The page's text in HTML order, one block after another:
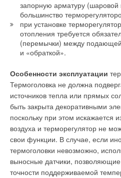
запорную арматуру (шаровой
большинство
при установке
отопления требуется
(перемычки) между
и «обраткой».
Особенности эксплуатации
Термоголовка не должна
источников тепла или прямых
быть закрыта декоративными
поскольку при этом искажается
воздуха и терморегулятор не
свои функции. В случае, если
термоголовки невозможно,
выносные датчики,
точности поддерживаемой
Запатентованная
повышенной
Ещё одна уникальная разработка
производителя — рассекатель
позволяет собирать радиаторы
на автоматической линии, что
труд, а значит гарантирует 100
устанавливают в коллектор
теплоносителя для